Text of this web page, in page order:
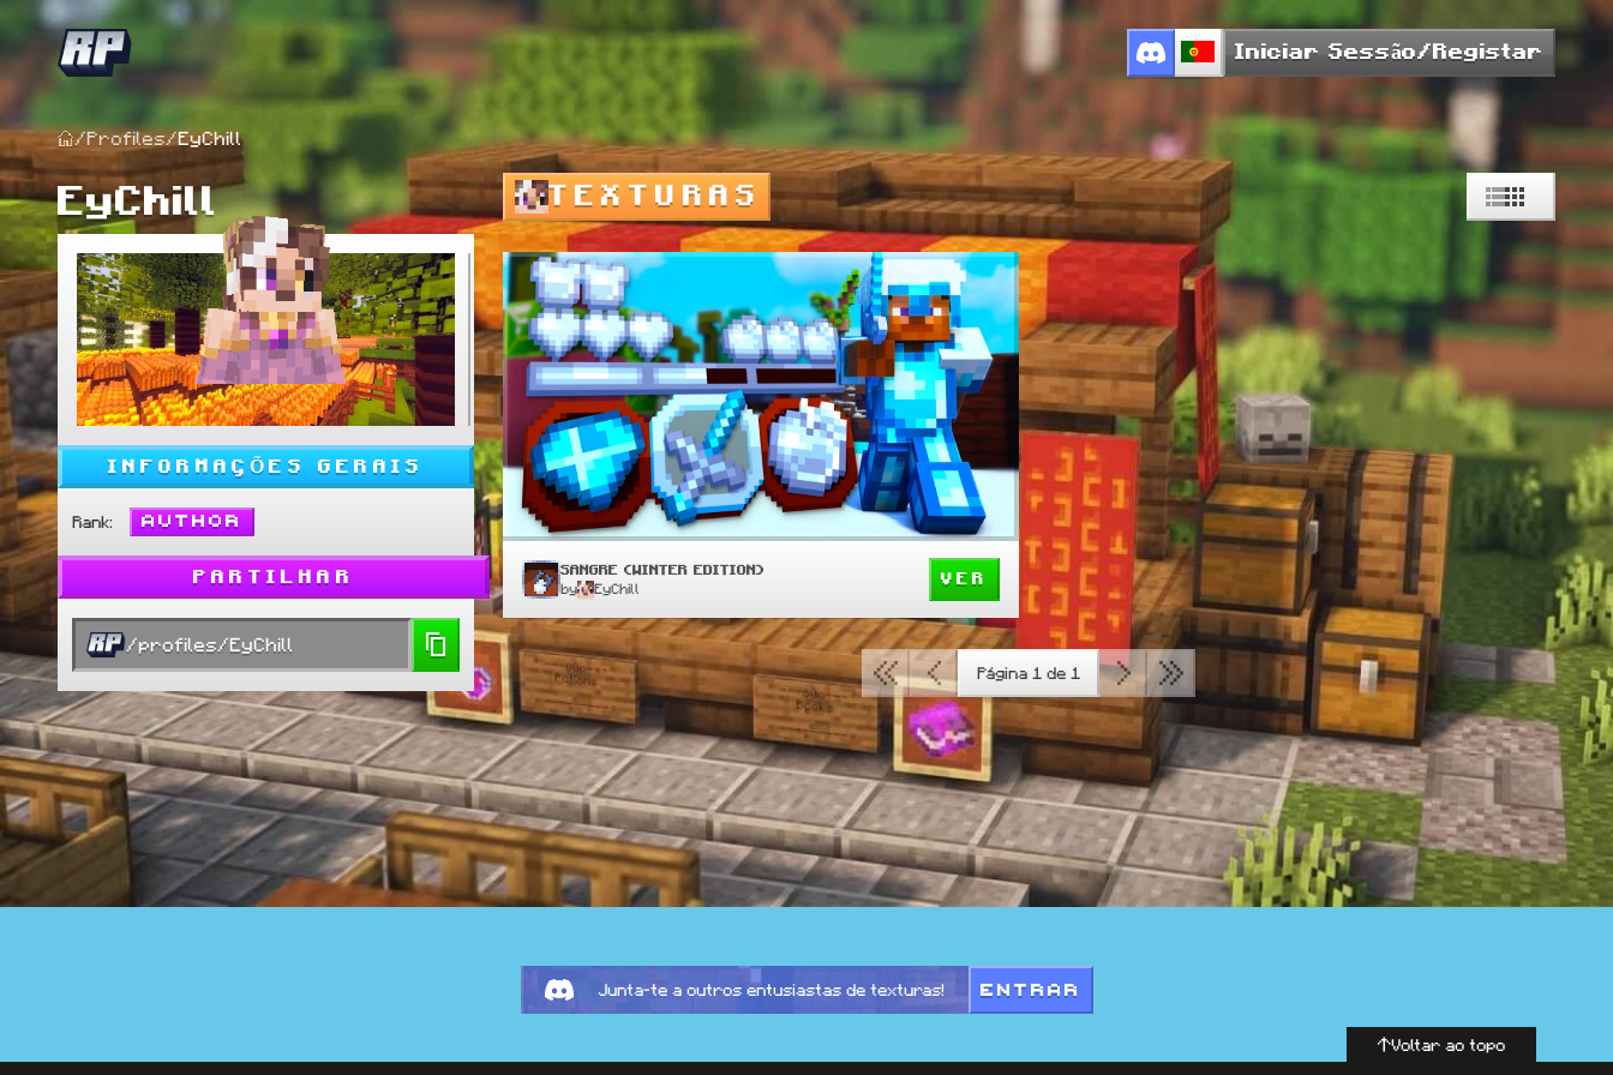
Iniciar Sessão/Registar
/ Profiles/ EyChill
EyChill
INFORMAÇÕES GERAIS
Rank: Author
PARTILHAR
/profiles/EyChill
TEXTURAS
SANGRE (WINTER EDITION)
by EyChill
VER
Página 1 de 1
Junta-te a outros entusiastas de texturas! ENTRAR
Voltar ao topo